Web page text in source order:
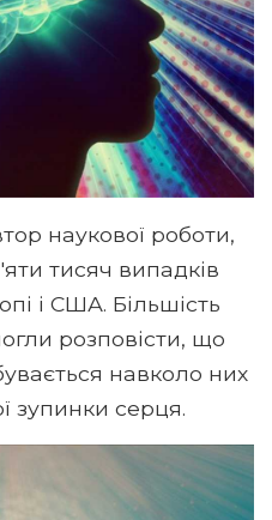
наукової роботи,
тисяч випадків
і США. Більшість
розповісти, що
навколо них
зупинки серця.